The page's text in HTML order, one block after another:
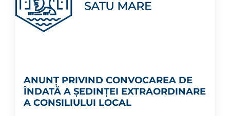
ANUNȚ PRIVIND CONVOCAREA DE
ÎNDATĂ A ȘEDINȚEI EXTRAORDINARE
A CONSILIULUI LOCAL